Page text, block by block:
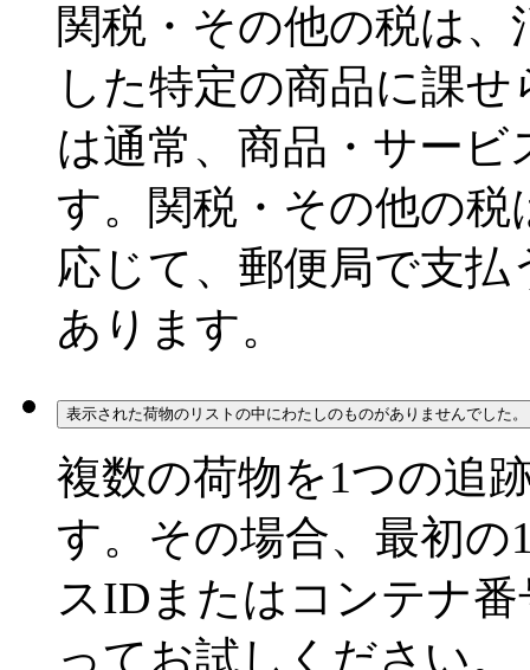
関税・その他の税は
した特定の商品に課
は通常、商品・サー
す。関税・その他の
応じて、郵便局で支
あります。
表示された荷物のリストの中にわたしのものがありませんでした。
複数の荷物を1つの追
す。その場合、最初
スIDまたはコンテナ
ってお試しください。